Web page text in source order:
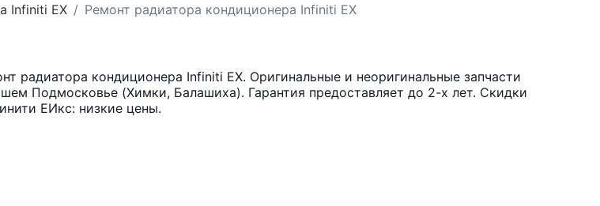
Infiniti EX Ремонт радиатора кондиционера Infiniti EX
радиатора кондиционера Infiniti EX. Оригинальные и неоригинальные запчасти
Подмосковье (Химки, Балашиха). Гарантия предоставляет до 2-х лет. Скидки
ЕИкс: низкие цены.